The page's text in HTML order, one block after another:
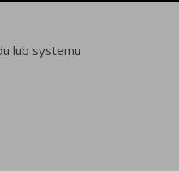
lub systemu